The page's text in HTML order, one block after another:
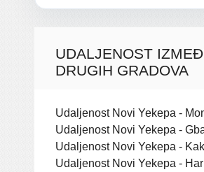
UDALJENOST
DRUGIH GRADOVA
Udaljenost Novi Yekepa -
Udaljenost Novi Yekepa -
Udaljenost Novi Yekepa -
Udaljenost Novi Yekepa -